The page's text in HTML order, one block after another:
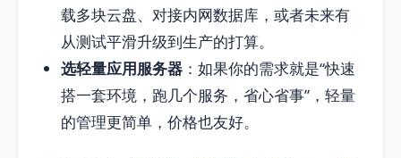
载多块云盘、对接内网数据库，或者未来有
从测试平滑升级到生产的打算。
选轻量应用服务器 ：如果你的需求就是“快速
搭一套环境，跑几个服务，省心省事”，轻量
的管理更简单，价格也友好。